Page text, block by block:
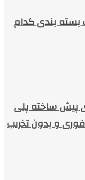
بسته بندی کدام
پیش ساخته پلی
و بدون تخریب